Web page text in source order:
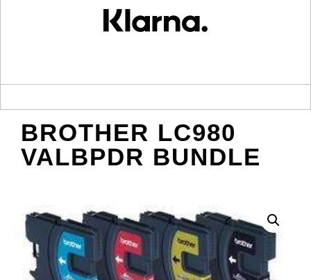
BROTHER LC980
VALBPDR BUNDLE